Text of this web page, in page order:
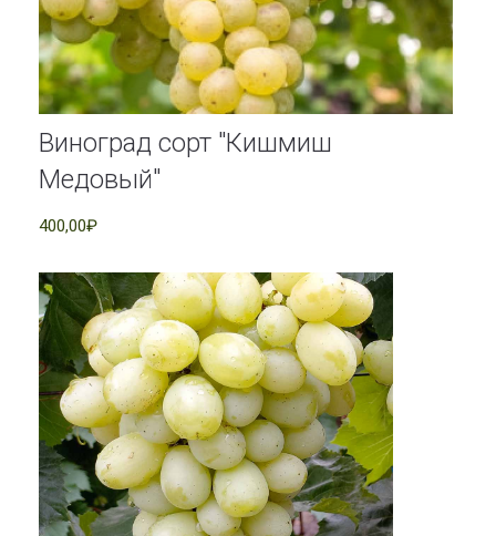
Виноград сорт "Кишмиш
Медовый"
400,00₽